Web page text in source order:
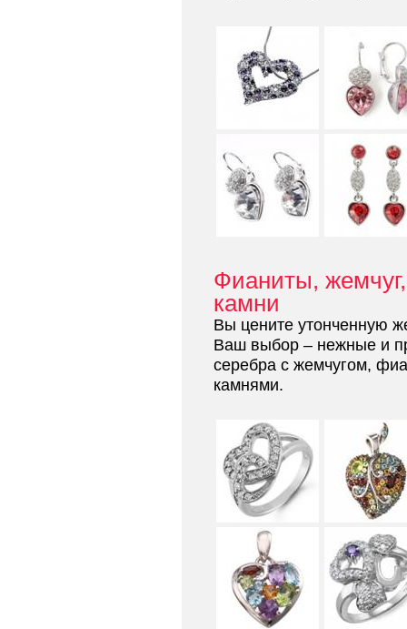
Фианиты,
камни
Вы цените утонченную
Ваш выбор – нежные и
серебра с жемчугом,
камнями.